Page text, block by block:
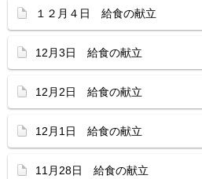
１２月４日 給食の献立
12月3日 給食の献立
12月2日 給食の献立
12月1日 給食の献立
11月28日 給食の献立